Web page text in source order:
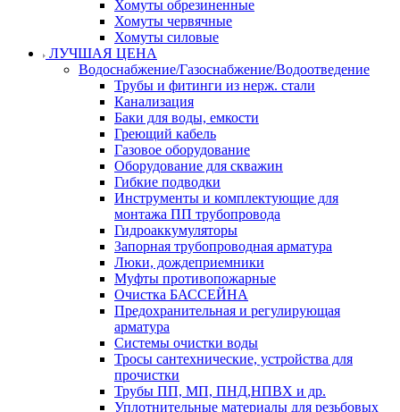
Хомуты обрезиненные
Хомуты червячные
Хомуты силовые
ЛУЧШАЯ ЦЕНА
Водоснабжение/Газоснабжение/Водоотведение
Трубы и фитинги из нерж. стали
Канализация
Баки для воды, емкости
Греющий кабель
Газовое оборудование
Оборудование для скважин
Гибкие подводки
Инструменты и комплектующие для
монтажа ПП трубопровода
Гидроаккумуляторы
Запорная трубопроводная арматура
Люки, дождеприемники
Муфты противопожарные
Очистка БАССЕЙНА
Предохранительная и регулирующая
арматура
Системы очистки воды
Тросы сантехнические, устройства для
прочистки
Трубы ПП, МП, ПНД,НПВХ и др.
Уплотнительные материалы для резьбовых